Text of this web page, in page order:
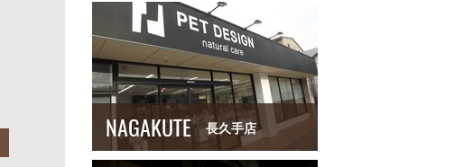
NAGAKUTE 長久手店